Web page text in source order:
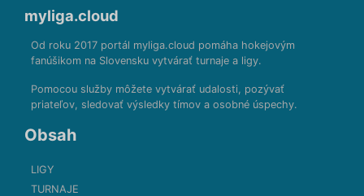
myliga.cloud
Od roku 2017 portál myliga.cloud pomáha hokejovým
fanúšikom na Slovensku vytvárať turnaje a ligy.
Pomocou služby môžete vytvárať udalosti, pozývať
priateľov, sledovať výsledky tímov a osobné úspechy.
Obsah
LIGY
TURNAJE